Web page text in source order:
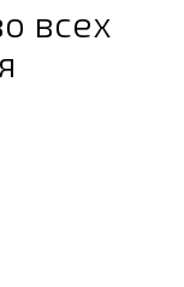
всех